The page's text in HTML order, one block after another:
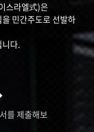
스라엘式)은
민간주도로 선발하
니다.
를 제출해보